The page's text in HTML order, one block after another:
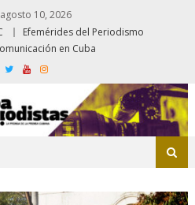
10, 2026
Efemérides del Periodismo
en Cuba